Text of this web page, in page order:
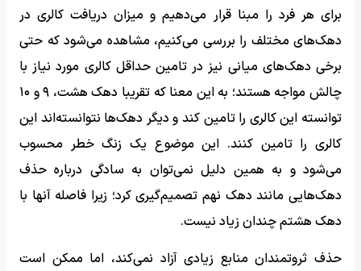
برای هر فرد را مبنا قرار می‌دهیم و میزان دریافت کالری در
دهک‌های مختلف را بررسی می‌کنیم، مشاهده می‌شود که حتی
برخی دهک‌های میانی نیز در تامین حداقل کالری مورد نیاز با
چالش مواجه هستند؛ به این معنا که تقریبا دهک هشت، ۹ و ۱۰
توانسته این کالری را تامین کند و دیگر دهک‌ها نتوانسته‌اند این
کالری را تامین کنند. این موضوع یک زنگ خطر محسوب
می‌شود و به همین دلیل نمی‌توان به سادگی درباره حذف
دهک‌هایی مانند دهک نهم تصمیم‌گیری کرد؛ زیرا فاصله آنها با
دهک هشتم چندان زیاد نیست.
حذف ثروتمندان منابع زیادی آزاد نمی‌کند، اما ممکن است